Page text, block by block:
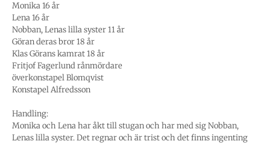
Monika 16 år
Lena 16 år
Nobban, Lenas lilla syster 11 år
Göran deras bror 18 år
Klas Görans kamrat 18 år
Fritjof Fagerlund rånmördare
överkonstapel Blomqvist
Konstapel Alfredsson
Handling:
Monika och Lena har åkt till stugan och har med sig Nobban,
Lenas lilla syster. Det regnar och är trist och det finns ingenting